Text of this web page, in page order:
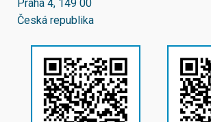
Praha 4, 149 00
Česká republika